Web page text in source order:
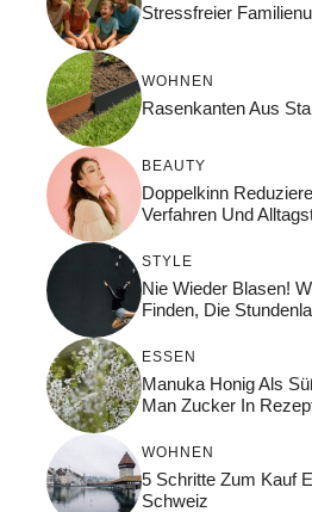
Stressfreier
WOHNEN
Rasenkanten Aus
BEAUTY
Doppelkinn
Verfahren Und
STYLE
Nie Wieder Blasen!
Finden, Die
ESSEN
Manuka Honig Als
Man Zucker In
WOHNEN
5 Schritte Zum Kauf
Schweiz